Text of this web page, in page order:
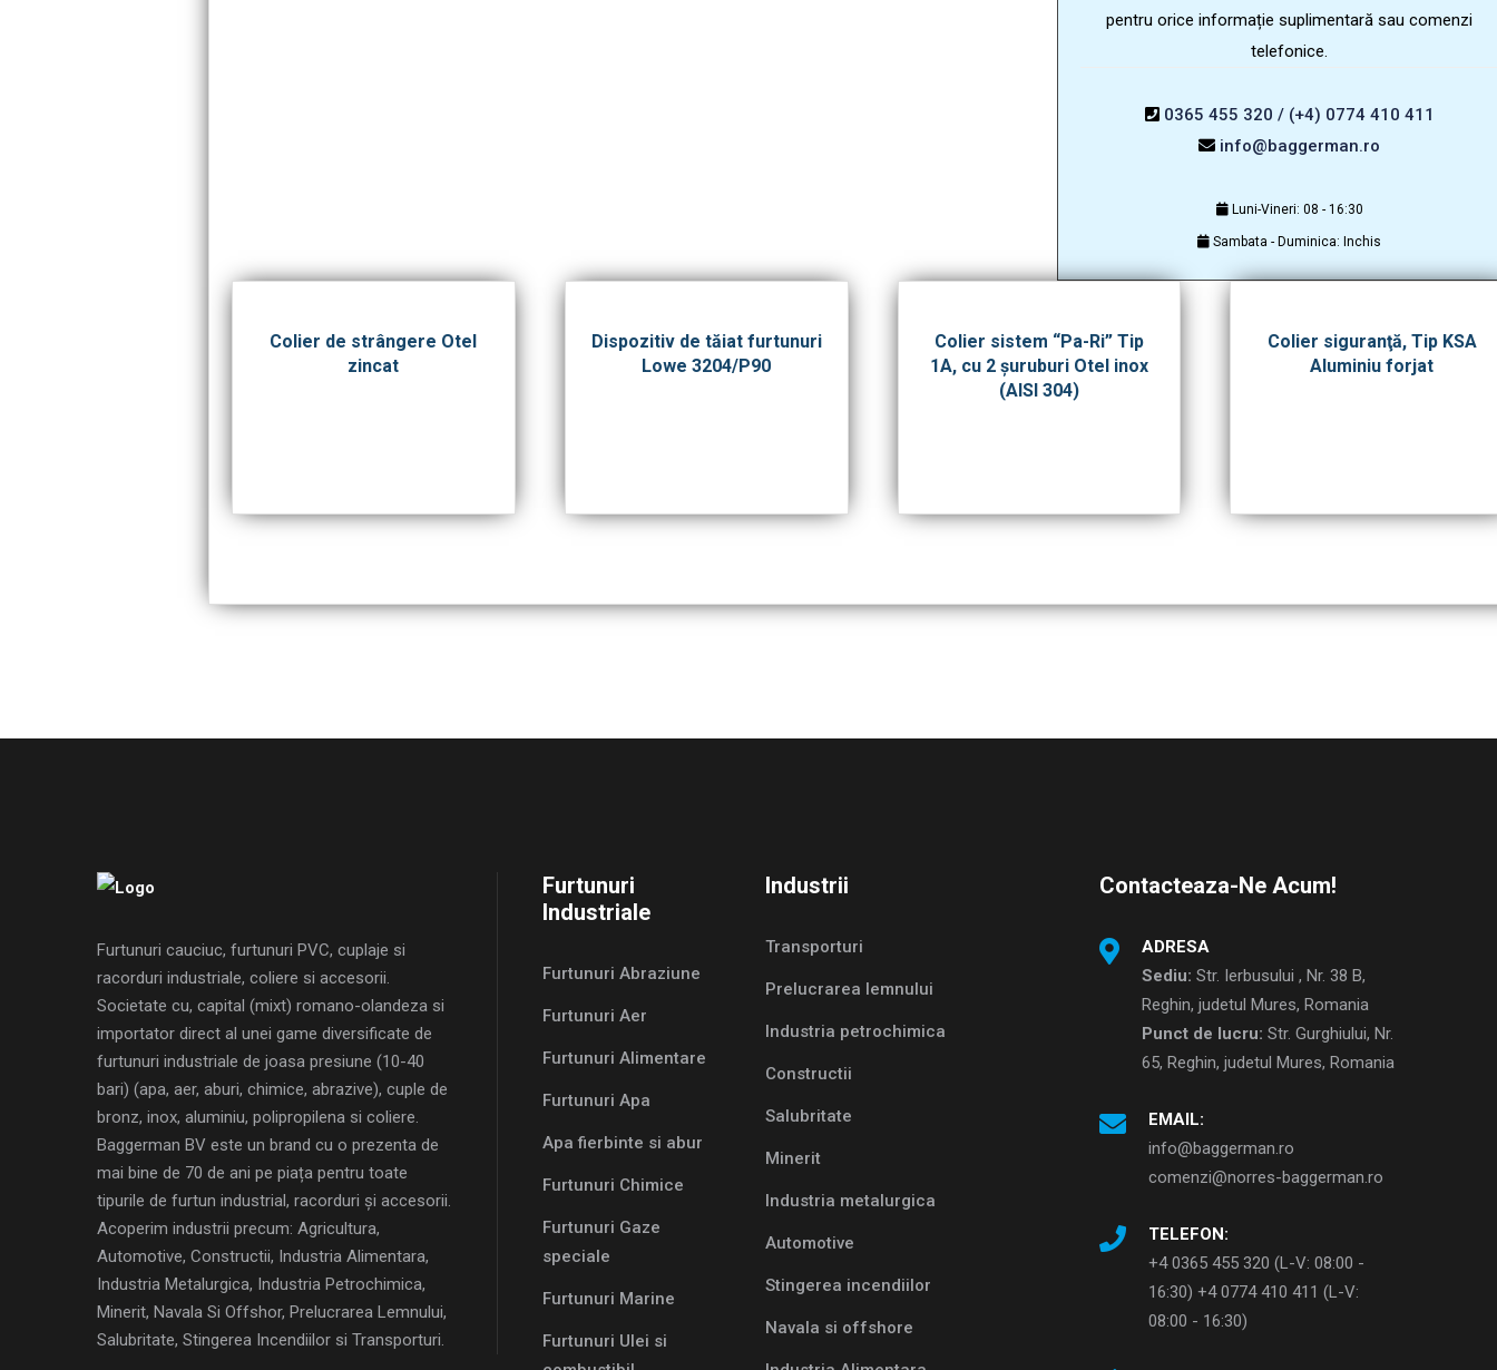
pentru orice informație suplimentară sau comenzi
telefonice.
0365 455 320 / (+4) 0774 410 411
info@baggerman.ro
Luni-Vineri: 08 - 16:30
Sambata - Duminica: Inchis
Colier de strângere Otel
zincat
Dispozitiv de tăiat furtunuri
Lowe 3204/P90
Colier sistem “Pa-Ri” Tip
1A, cu 2 şuruburi Otel inox
(AISI 304)
Colier siguranţă, Tip KSA
Aluminiu forjat
Furtunuri cauciuc, furtunuri PVC, cuplaje si
racorduri industriale, coliere si accesorii.
Societate cu, capital (mixt) romano-olandeza si
importator direct al unei game diversificate de
furtunuri industriale de joasa presiune (10-40
bari) (apa, aer, aburi, chimice, abrazive), cuple de
bronz, inox, aluminiu, polipropilena si coliere.
Baggerman BV este un brand cu o prezenta de
mai bine de 70 de ani pe piața pentru toate
tipurile de furtun industrial, racorduri și accesorii.
Acoperim industrii precum: Agricultura,
Automotive, Constructii, Industria Alimentara,
Industria Metalurgica, Industria Petrochimica,
Minerit, Navala Si Offshor, Prelucrarea Lemnului,
Salubritate, Stingerea Incendiilor si Transporturi.
Furtunuri
Industriale
Furtunuri Abraziune
Furtunuri Aer
Furtunuri Alimentare
Furtunuri Apa
Apa fierbinte si abur
Furtunuri Chimice
Furtunuri Gaze
speciale
Furtunuri Marine
Furtunuri Ulei si
Industrii
Transporturi
Prelucrarea lemnului
Industria petrochimica
Constructii
Salubritate
Minerit
Industria metalurgica
Automotive
Stingerea incendiilor
Navala si offshore
Contacteaza-Ne Acum!
ADRESA
Sediu: Str. Ierbusului , Nr. 38 B,
Reghin, judetul Mures, Romania
Punct de lucru: Str. Gurghiului, Nr.
65, Reghin, judetul Mures, Romania
EMAIL:
info@baggerman.ro
comenzi@norres-baggerman.ro
TELEFON:
+4 0365 455 320 (L-V: 08:00 -
16:30) +4 0774 410 411 (L-V:
08:00 - 16:30)